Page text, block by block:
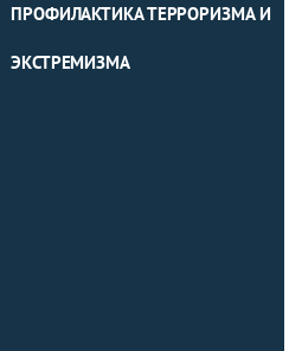
ПРОФИЛАКТИКА ТЕРРОРИЗМА И
ЭКСТРЕМИЗМА